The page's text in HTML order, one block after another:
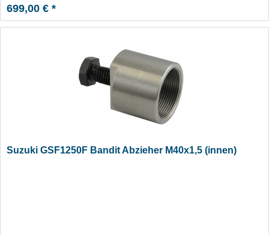
699,00 € *
Suzuki GSF1250F Bandit Abzieher M40x1,5 (innen)